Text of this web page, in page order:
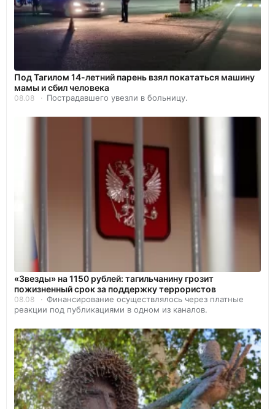
Под Тагилом 14-летний парень взял покататься машину
мамы и сбил человека
08.08 Пострадавшего увезли в больницу.
«Звезды» на 1150 рублей: тагильчанину грозит
пожизненный срок за поддержку террористов
08.08
Финансирование осуществлялось через платные
реакции под публикациями в одном из каналов.